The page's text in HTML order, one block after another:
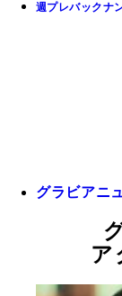
週プレバックナ
グラビアニ
ア